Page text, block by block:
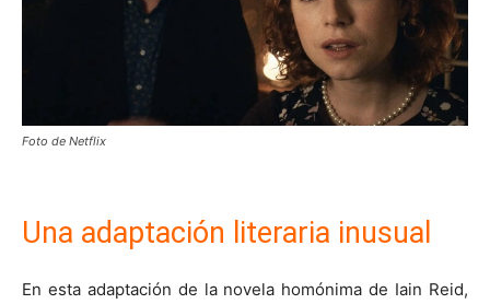
Foto de Netflix
Una adaptación literaria inusual
En esta adaptación de la novela homónima de Iain Reid,